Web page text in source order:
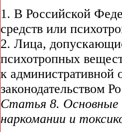
1. В Российской
средств или
2. Лица,
психотропных
к административной
законодательством
Статья 8. Основные
наркомании и